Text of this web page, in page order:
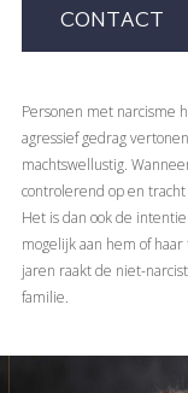
CONTACT
Personen met narcisme
agressief gedrag
machtswellustig.
controlerend op en
Het is dan ook de
mogelijk aan hem of
jaren raakt de niet-
familie.